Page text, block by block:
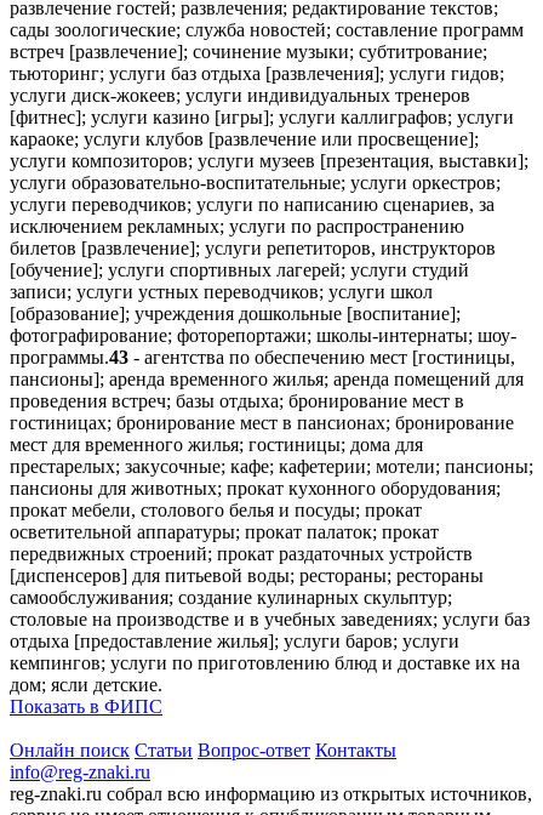
развлечение гостей; развлечения; редактирование текстов;
сады зоологические; служба новостей; составление программ
встреч [развлечение]; сочинение музыки; субтитрование;
тьюторинг; услуги баз отдыха [развлечения]; услуги гидов;
услуги диск-жокеев; услуги индивидуальных тренеров
[фитнес]; услуги казино [игры]; услуги каллиграфов; услуги
караоке; услуги клубов [развлечение или просвещение];
услуги композиторов; услуги музеев [презентация, выставки];
услуги образовательно-воспитательные; услуги оркестров;
услуги переводчиков; услуги по написанию сценариев, за
исключением рекламных; услуги по распространению
билетов [развлечение]; услуги репетиторов, инструкторов
[обучение]; услуги спортивных лагерей; услуги студий
записи; услуги устных переводчиков; услуги школ
[образование]; учреждения дошкольные [воспитание];
фотографирование; фоторепортажи; школы-интернаты; шоу-
программы.43 - агентства по обеспечению мест [гостиницы,
пансионы]; аренда временного жилья; аренда помещений для
проведения встреч; базы отдыха; бронирование мест в
гостиницах; бронирование мест в пансионах; бронирование
мест для временного жилья; гостиницы; дома для
престарелых; закусочные; кафе; кафетерии; мотели; пансионы;
пансионы для животных; прокат кухонного оборудования;
прокат мебели, столового белья и посуды; прокат
осветительной аппаратуры; прокат палаток; прокат
передвижных строений; прокат раздаточных устройств
[диспенсеров] для питьевой воды; рестораны; рестораны
самообслуживания; создание кулинарных скульптур;
столовые на производстве и в учебных заведениях; услуги баз
отдыха [предоставление жилья]; услуги баров; услуги
кемпингов; услуги по приготовлению блюд и доставке их на
дом; ясли детские.
Показать в ФИПС
Онлайн поиск Статьи Вопрос-ответ Контакты
info@reg-znaki.ru
reg-znaki.ru собрал всю информацию из открытых источников,